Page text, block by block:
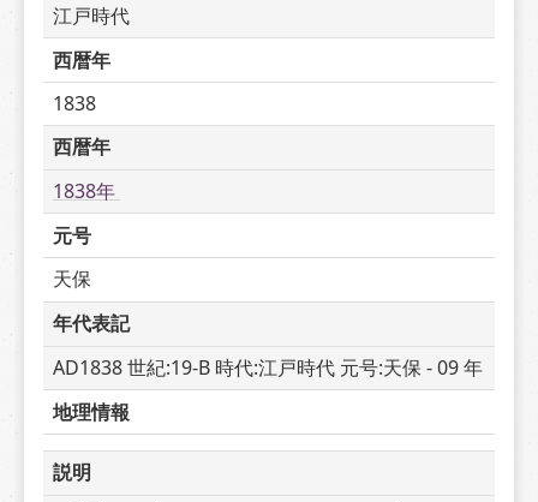
江戸時代
西暦年
1838
西暦年
1838年
元号
天保
年代表記
AD1838 世紀:19-B 時代:江戸時代 元号:天保 - 09 年
地理情報
説明